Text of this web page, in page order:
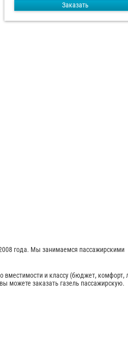
Заказать
года. Мы занимаемся пассажирскими
вместимости и классу (бюджет, комфорт,
можете заказать газель пассажирскую.